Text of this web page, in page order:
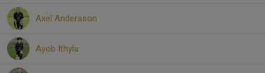
Axel Andersson
Ayob Ithyla